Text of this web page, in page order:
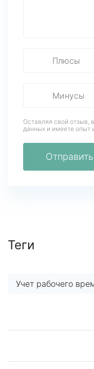
Оставляя свой отзыв,
данных и имеете опыт
Отправить
Теги
Учет рабочего